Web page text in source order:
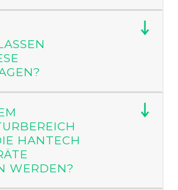
über einen geschlossenen
Split-Anlagen deutlich
undleistungsstärkerals
Split-Klimaanlage
Betrieb– ideal für
HANTECH
WERDEN?